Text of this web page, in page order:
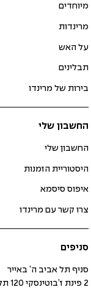
מיוחדים
מרינדות
על האש
תבלינים
בירות של מרינדו
החשבון שלי
החשבון שלי
היסטוריית הזמנות
איפוס סיסמא
צרו קשר עם מרינדו
סניפים
סניף תל אביב ה’ באייר
2 פינת ז’בוטינסקי 120 תל אביב